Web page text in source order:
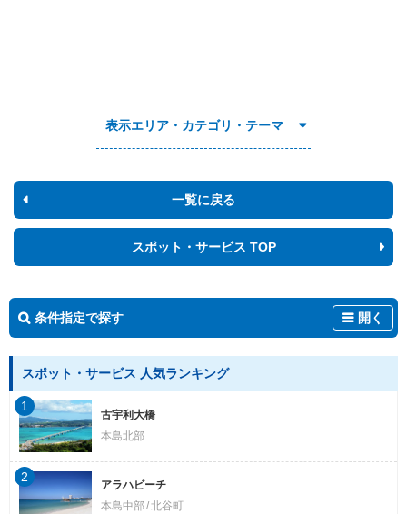
表示エリア・カテゴリ・テーマ
一覧に戻る
スポット・サービス TOP
条件指定で探す 開く
スポット・サービス 人気ランキング
古宇利大橋
本島北部
1
アラハビーチ
本島中部 北谷町
2